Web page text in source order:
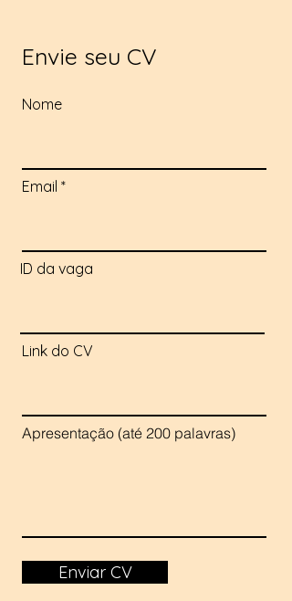
Envie seu CV
Nome
Email
ID da vaga
Link do CV
Apresentação (até 200 palavras)
Enviar CV